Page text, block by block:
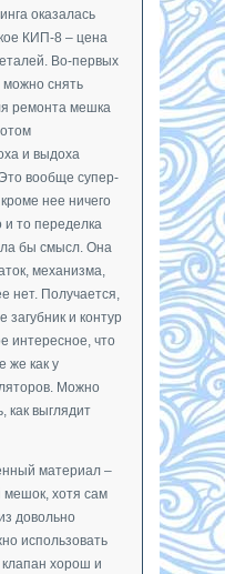
оказалась
КИП-8 – цена
Во-первых
можно снять
ремонта мешка
и выдоха
вообще супер-
нее ничего
то переделка
бы смысл. Она
механизма,
нет. Получается,
и контур
интересное, что
же как у
Можно
как выглядит
материал –
мешок, хотя сам
довольно
использовать
клапан хорош и